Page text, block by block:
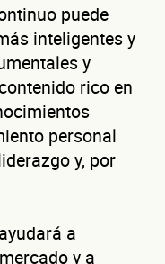
puede
inteligentes y
y
rico en
personal
y, por
a
y a